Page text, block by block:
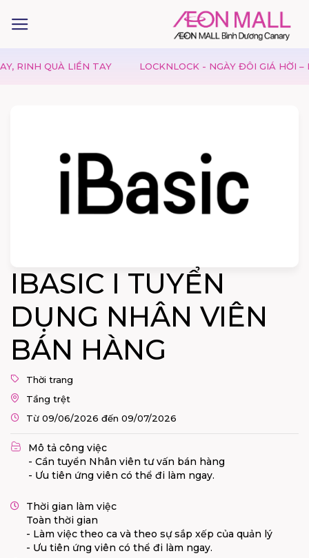
QUÀ LIỀN TAY LOCKNLOCK - NGÀY ĐÔI GIÁ HỜI –
IBASIC I TUYỂN
DỤNG NHÂN VIÊN
BÁN HÀNG
Thời trang
Tầng trệt
Từ 09/06/2026 đến 09/07/2026
Mô tả công việc
- Cần tuyển Nhân viên tư vấn bán hàng
- Ưu tiên ứng viên có thể đi làm ngay.
Thời gian làm việc
Toàn thời gian
- Làm việc theo ca và theo sự sắp xếp của quản lý
- Ưu tiên ứng viên có thể đi làm ngay.